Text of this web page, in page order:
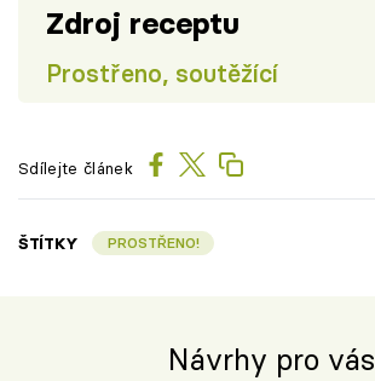
Zdroj receptu
Prostřeno, soutěžící
Sdílejte článek
ŠTÍTKY PROSTŘENO!
Návrhy pro vás